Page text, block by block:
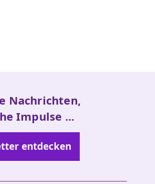
Nachrichten,
Impulse ...
entdecken